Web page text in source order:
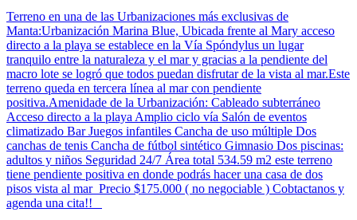
Terreno en una de las Urbanizaciones más exclusivas de
Manta:Urbanización Marina Blue, Ubicada frente al Mary acceso
directo a la playa se establece en la Vía Spóndylus un lugar
tranquilo entre la naturaleza y el mar y gracias a la pendiente del
macro lote se logró que todos puedan disfrutar de la vista al mar.Este
terreno queda en tercera línea al mar con pendiente
positiva.Amenidade de la Urbanización: Cableado subterráneo
Acceso directo a la playa Amplio ciclo vía Salón de eventos
climatizado Bar Juegos infantiles Cancha de uso múltiple Dos
canchas de tenis Cancha de fútbol sintético Gimnasio Dos piscinas:
adultos y niños Seguridad 24/7 Área total 534.59 m2 este terreno
tiene pendiente positiva en donde podrás hacer una casa de dos
pisos vista al mar Precio $175.000 ( no negociable ) Cobtactanos y
agenda una cita!!